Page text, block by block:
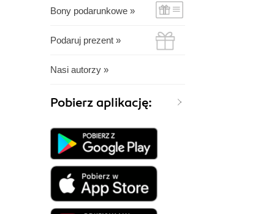
Bony podarunkowe »
Podaruj prezent »
Nasi autorzy »
Pobierz aplikację: